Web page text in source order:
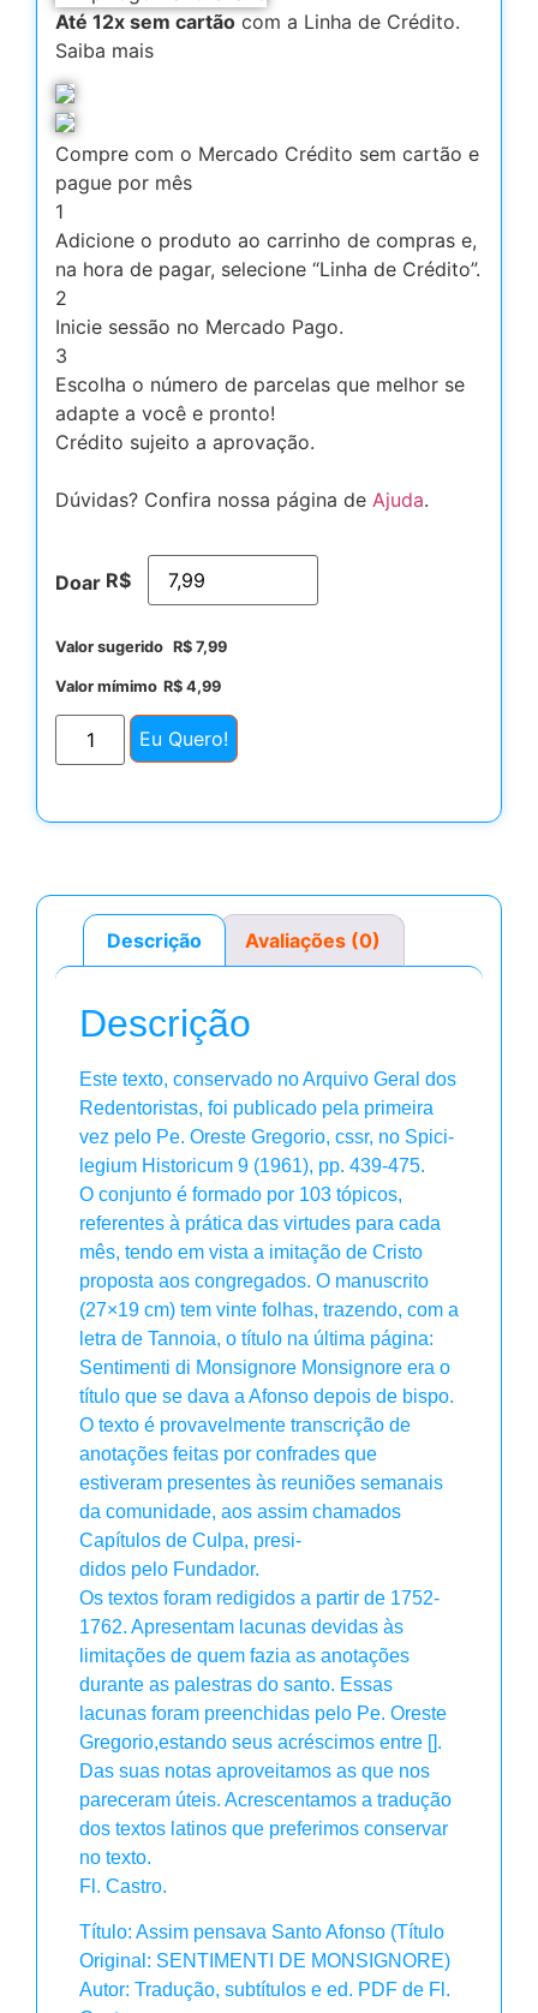
Até 12x sem cartão com a Linha de Crédito.
Saiba mais
Compre com o Mercado Crédito sem cartão e
pague por mês
1
Adicione o produto ao carrinho de compras e,
na hora de pagar, selecione “Linha de Crédito”.
2
Inicie sessão no Mercado Pago.
3
Escolha o número de parcelas que melhor se
adapte a você e pronto!
Crédito sujeito a aprovação.
Dúvidas? Confira nossa página de Ajuda.
Doar R$
Valor sugerido R$ 7,99
Valor mímimo R$ 4,99
Eu Quero!
Descrição Avaliações (0)
Descrição
Este texto, conservado no Arquivo Geral dos
Redentoristas, foi publicado pela primeira
vez pelo Pe. Oreste Gregorio, cssr, no Spici-
legium Historicum 9 (1961), pp. 439-475.
O conjunto é formado por 103 tópicos,
referentes à prática das virtudes para cada
mês, tendo em vista a imitação de Cristo
proposta aos congregados. O manuscrito
(27×19 cm) tem vinte folhas, trazendo, com a
letra de Tannoia, o título na última página:
Sentimenti di Monsignore Monsignore era o
título que se dava a Afonso depois de bispo.
O texto é provavelmente transcrição de
anotações feitas por confrades que
estiveram presentes às reuniões semanais
da comunidade, aos assim chamados
Capítulos de Culpa, presi-
didos pelo Fundador.
Os textos foram redigidos a partir de 1752-
1762. Apresentam lacunas devidas às
limitações de quem fazia as anotações
durante as palestras do santo. Essas
lacunas foram preenchidas pelo Pe. Oreste
Gregorio,estando seus acréscimos entre [].
Das suas notas aproveitamos as que nos
pareceram úteis. Acrescentamos a tradução
dos textos latinos que preferimos conservar
no texto.
Fl. Castro.
Título: Assim pensava Santo Afonso (Título
Original: SENTIMENTI DE MONSIGNORE)
Autor: Tradução, subtítulos e ed. PDF de Fl.